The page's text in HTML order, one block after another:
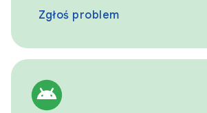
Zgłoś problem